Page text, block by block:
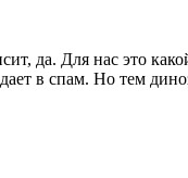
да. Для нас это
в спам. Но тем